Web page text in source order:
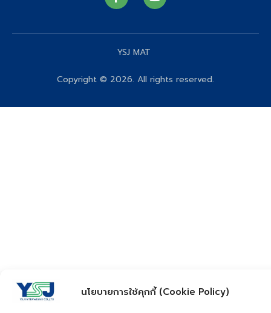
นโยบายการใช้คุกกี้ (Cookie Policy)
YSJ MAT
Copyright © 2026. All rights reserved.